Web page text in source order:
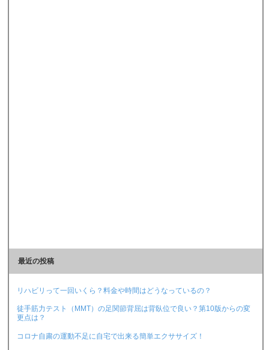
最近の投稿
リハビリって一回いくら？料金や時間はどうなっているの？
徒手筋力テスト（MMT）の足関節背屈は背臥位で良い？第10版からの変
更点は？
コロナ自粛の運動不足に自宅で出来る簡単エクササイズ！